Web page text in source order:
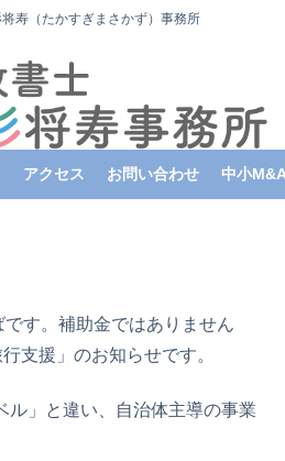
寿（たかすぎまさかず）事務所
アクセス お問い合わせ 中小
す。補助金ではありません
支援」のお知らせです。
」と違い、自治体主導の事業